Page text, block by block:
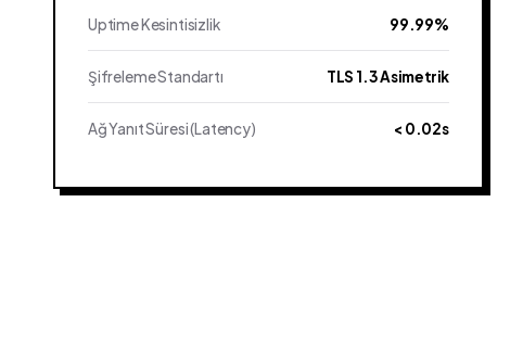
Uptime Kesintisizlik 99.99%
Şifreleme Standartı TLS 1.3 Asimetrik
Ağ Yanıt Süresi (Latency) < 0.02s